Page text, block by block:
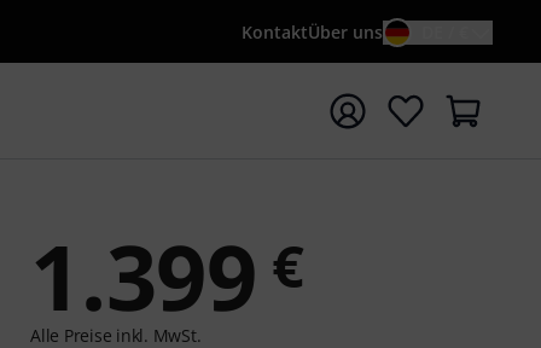
KontaktÜber uns
mit Suchwort {searchTerm} starten
1.399 €
Alle Preise inkl. MwSt.